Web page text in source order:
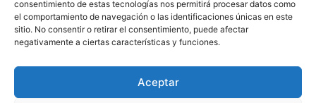
consentimiento de estas tecnologías nos permitirá procesar datos como
el comportamiento de navegación o las identificaciones únicas en este
sitio. No consentir o retirar el consentimiento, puede afectar
negativamente a ciertas características y funciones.
Aceptar
CONTACTA CON NOSOTROS